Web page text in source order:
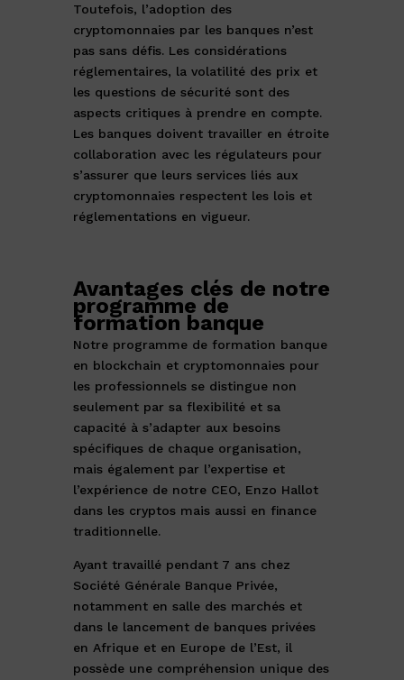
Toutefois, l’adoption des
cryptomonnaies par les banques n’est
pas sans défis. Les considérations
réglementaires, la volatilité des prix et
les questions de sécurité sont des
aspects critiques à prendre en compte.
Les banques doivent travailler en étroite
collaboration avec les régulateurs pour
s’assurer que leurs services liés aux
cryptomonnaies respectent les lois et
réglementations en vigueur.
Avantages clés de notre
programme de
formation banque
Notre programme de formation banque
en blockchain et cryptomonnaies pour
les professionnels se distingue non
seulement par sa flexibilité et sa
capacité à s’adapter aux besoins
spécifiques de chaque organisation,
mais également par l’expertise et
l’expérience de notre CEO, Enzo Hallot
dans les cryptos mais aussi en finance
traditionnelle.
Ayant travaillé pendant 7 ans chez
Société Générale Banque Privée,
notamment en salle des marchés et
dans le lancement de banques privées
en Afrique et en Europe de l’Est, il
possède une compréhension unique des